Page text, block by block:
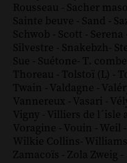
Rousseau - Sacher
Sainte beuve - Sand -
Schwob - Scott - Serena
Silvestre - Snakebzh-
Sue - Suétone- T. combe
Thoreau - Tolstoï (L) -
Twain - Valdagne -
Vannereux - Vasari -
Vigny - Villiers de l´isle
Voragine - Vouin - Weil -
Wilkie Collins- Williams
Zamacoïs - Zola Zweig -